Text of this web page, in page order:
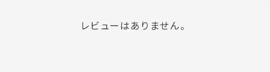
レビューはありません。